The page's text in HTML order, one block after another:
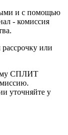
и с помощью
- комиссия
или
СПЛИТ
уточняйте у